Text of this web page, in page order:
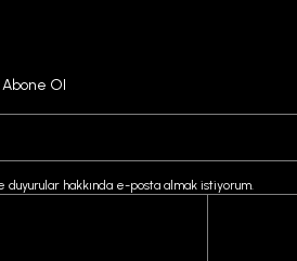
Ol
duyurular hakkında e-posta almak istiyorum.